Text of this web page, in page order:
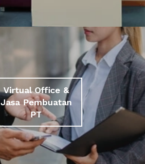
Virtual Office &
Jasa Pembuatan
PT